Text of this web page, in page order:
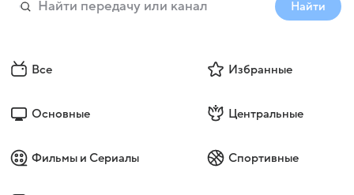
Найти
Все Избранные
Основные Центральные
Фильмы и Сериалы Спортивные